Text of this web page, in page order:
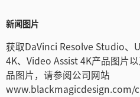
新闻图片
获取DaVinci Resolve Studio、
4K、Video Assist 4K产品图片
品图片，请参阅公司网站
www.blackmagicdesign.com/